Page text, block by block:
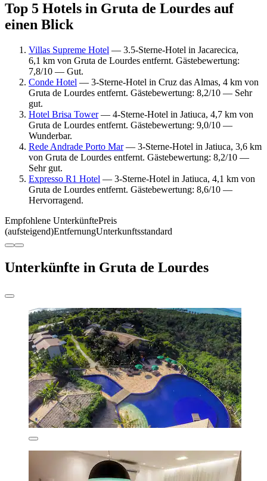
Top 5 Hotels in Gruta de Lourdes auf
einen Blick
Villas Supreme Hotel — 3.5-Sterne-Hotel in Jacarecica,
6,1 km von Gruta de Lourdes entfernt. Gästebewertung:
7,8/10 — Gut.
Conde Hotel — 3-Sterne-Hotel in Cruz das Almas, 4 km von
Gruta de Lourdes entfernt. Gästebewertung: 8,2/10 — Sehr
gut.
Hotel Brisa Tower— 4-Sterne-Hotel in Jatiuca, 4,7 km von
Gruta de Lourdes entfernt. Gästebewertung: 9,0/10 —
Wunderbar.
Rede Andrade Porto Mar— 3-Sterne-Hotel in Jatiuca, 3,6 km
von Gruta de Lourdes entfernt. Gästebewertung: 8,2/10 —
Sehr gut.
Expresso R1 Hotel — 3-Sterne-Hotel in Jatiuca, 4,1 km von
Gruta de Lourdes entfernt. Gästebewertung: 8,6/10 —
Hervorragend.
Empfohlene UnterkünftePreis
(aufsteigend)EntfernungUnterkunftsstandard
Unterkünfte in Gruta de Lourdes